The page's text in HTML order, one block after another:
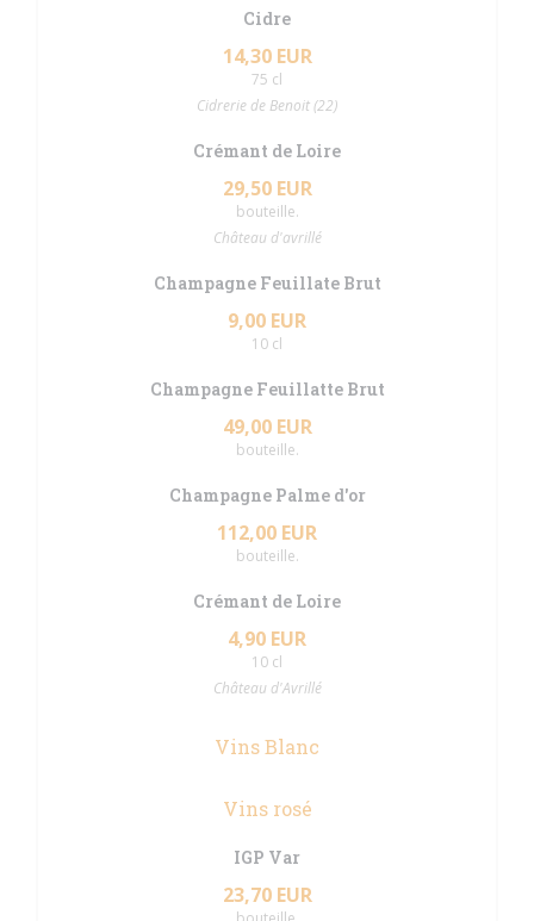
Cidre
14,30 EUR
75 cl
Cidrerie de Benoit (22)
Crémant de Loire
29,50 EUR
bouteille.
Château d'avrillé
Champagne Feuillate Brut
9,00 EUR
10 cl
Champagne Feuillatte Brut
49,00 EUR
bouteille.
Champagne Palme d'or
112,00 EUR
bouteille.
Crémant de Loire
4,90 EUR
10 cl
Château d'Avrillé
Vins Blanc
Vins rosé
IGP Var
23,70 EUR